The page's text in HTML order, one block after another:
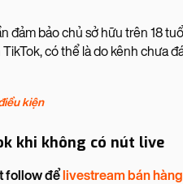
đảm bảo chủ sở hữu trên 18
có thể là do kênh chưa
kiện
khi không có nút live
follow đểlivestream bán